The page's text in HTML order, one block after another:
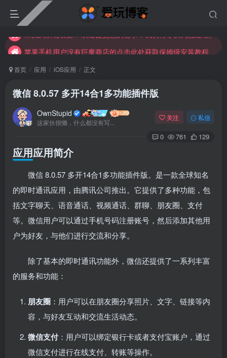
苹果手机用户没有巨魔商店的点击此处获取保姆级安装教程
未找到所需资源？欢迎提交您的需求，我们将尽快为您处理。
首页 应用 iOS应用 正文
微信 8.0.57 多开14合1多功能插件版
OwnStupid
这家伙很懒，什么都没有写...
关注 私信
0 761 129
应用应用简介
微信 8.0.57 多开14合1多功能插件版。是一款全球知名
的即时通讯应用，由腾讯公司推出。它提供了多种功能，包
括文字聊天、语音通话、视频通话、群聊、朋友圈、支付
等。微信用户可以通过手机号码注册账号，然后添加其他用
户为好友，与他们进行交流和分享。
除了基本的即时通讯功能外，微信还提供了一系列丰富
的服务和功能：
朋友圈 ：用户可以在朋友圈分享照片、文字、链接等内
容，与好友互动和交流生活动态。
微信支付：用户可以绑定银行卡或者支付宝账户，通过
微信支付进行在线支付、转账等操作。
其它方式登录 注册